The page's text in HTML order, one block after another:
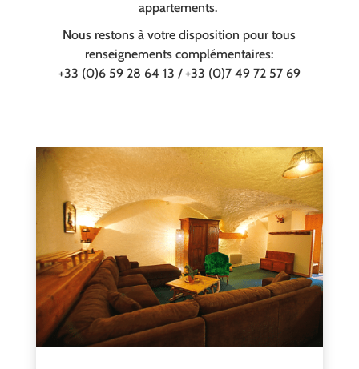
appartements.
Nous restons à votre disposition pour tous
renseignements complémentaires:
+33 (0)6 59 28 64 13 / +33 (0)7 49 72 57 69